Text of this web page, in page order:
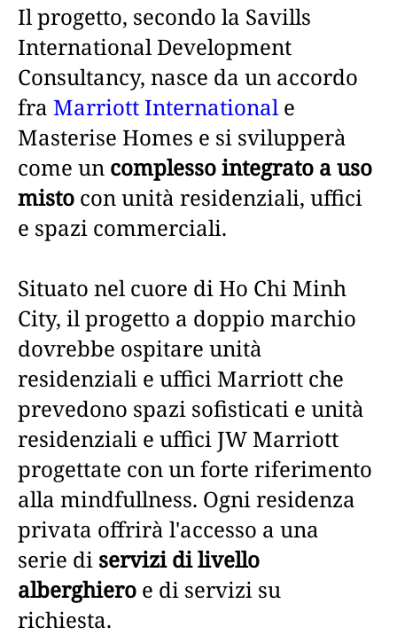
Il progetto, secondo la Savills
International Development
Consultancy, nasce da un accordo
fra Marriott Internationale
Masterise Homes e si svilupperà
come un complesso integrato a uso
misto con unità residenziali, uffici
e spazi commerciali.
Situato nel cuore di Ho Chi Minh
City, il progetto a doppio marchio
dovrebbe ospitare unità
residenziali e uffici Marriott che
prevedono spazi sofisticati e unità
residenziali e uffici JW Marriott
progettate con un forte riferimento
alla mindfullness. Ogni residenza
privata offrirà l'accesso a una
serie di servizi di livello
alberghiero e di servizi su
richiesta.